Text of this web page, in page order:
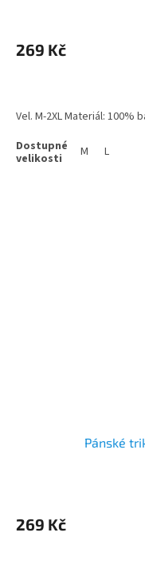
269 Kč
Vel. M-2XL Materiál: 100%
M L
Pánské
269 Kč